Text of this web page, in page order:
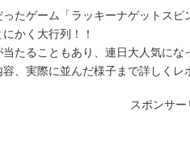
たゲーム「ラッキーナゲットスピ
かく大行列！！
たることもあり、連日大人気にな
、実際に並んだ様子まで詳しくレ
スポンサー